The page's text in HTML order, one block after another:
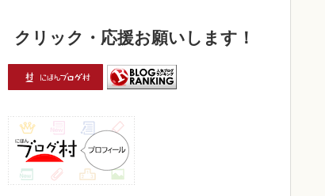
クリック・応援お願いします！